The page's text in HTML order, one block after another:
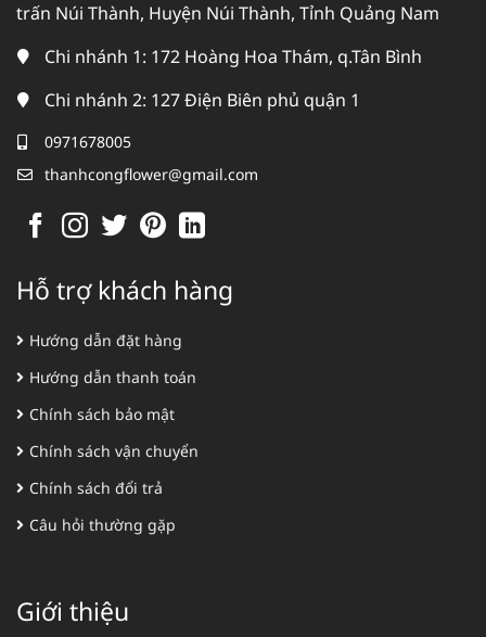
trấn Núi Thành, Huyện Núi Thành, Tỉnh Quảng Nam
Chi nhánh 1: 172 Hoàng Hoa Thám, q.Tân Bình
Chi nhánh 2: 127 Điện Biên phủ quận 1
0971678005
thanhcongflower@gmail.com
Hỗ trợ khách hàng
Hướng dẫn đặt hàng
Hướng dẫn thanh toán
Chính sách bảo mật
Chính sách vận chuyển
Chính sách đổi trả
Câu hỏi thường gặp
Giới thiệu